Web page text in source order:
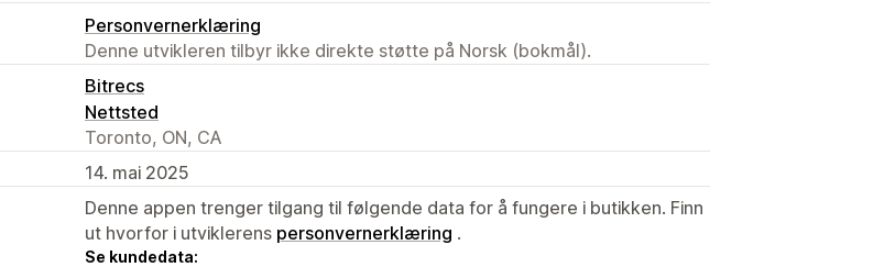
Personvernerklæring
Denne utvikleren tilbyr ikke direkte støtte på Norsk (bokmål).
Bitrecs
Nettsted
Toronto, ON, CA
14. mai 2025
Denne appen trenger tilgang til følgende data for å fungere i butikken. Finn
ut hvorfor i utviklerens personvernerklæring .
Se kundedata: